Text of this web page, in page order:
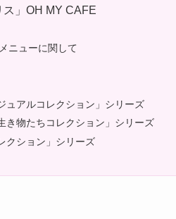
ス」OH MY CAFE
ニューに関して
ュアルコレクション」シリーズ
き物たちコレクション」シリーズ
クション」シリーズ